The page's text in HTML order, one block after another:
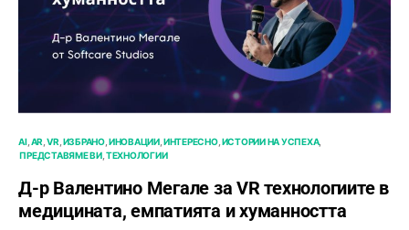
AI AR VR ИЗБРАНО ИНОВАЦИИ ИНТЕРЕСНО ИСТОРИИ НА УСПЕХА
ПРЕДСТАВЯМЕ ВИ ТЕХНОЛОГИИ
Д-р Валентино Мегале за VR технологиите в
медицината, емпатията и хуманността